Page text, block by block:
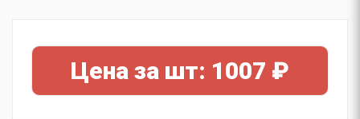
Цена за шт: 1007 ₽